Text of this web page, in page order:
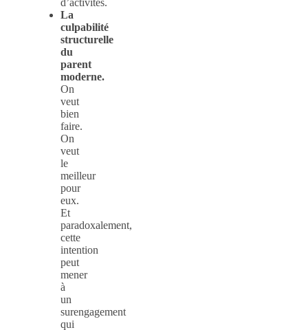
d’activités.
La
culpabilité
structurelle
du
parent
moderne.
On
veut
bien
faire.
On
veut
le
meilleur
pour
eux.
Et
paradoxalement,
cette
intention
peut
mener
à
un
surengagement
qui